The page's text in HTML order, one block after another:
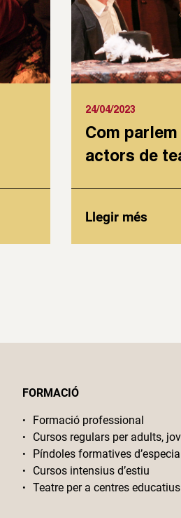
24/04/2023
Com
actors de
Llegir més
FORMACIÓ
Formació professional
Cursos regulars per adults,
Píndoles formatives
Cursos intensius d’estiu
Teatre per a centres educatius